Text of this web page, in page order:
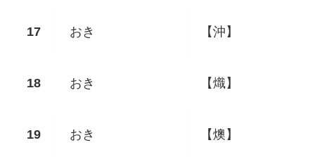
おき 【沖】
おき 【熾】
おき 【燠】